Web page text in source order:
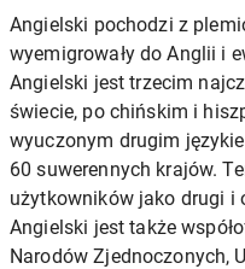
Angielski pochodzi z
wyemigrowały do Anglii i
Angielski jest trzecim
świecie, po chińskim i
wyuczonym drugim
60 suwerennych krajów.
użytkowników jako drugi i
Angielski jest także
Narodów Zjednoczonych,